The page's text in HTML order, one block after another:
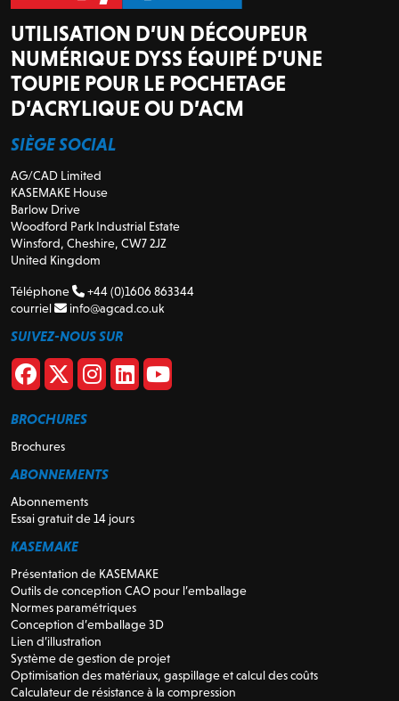
UTILISATION D’UN DÉCOUPEUR
NUMÉRIQUE DYSS ÉQUIPÉ D’UNE
TOUPIE POUR LE POCHETAGE
D’ACRYLIQUE OU D’ACM
SIÈGE SOCIAL
AG/CAD Limited
KASEMAKE House
Barlow Drive
Woodford Park Industrial Estate
Winsford, Cheshire, CW7 2JZ
United Kingdom
Téléphone
+44 (0)1606 863344
courriel
info@agcad.co.uk
SUIVEZ-NOUS SUR
BROCHURES
Brochures
ABONNEMENTS
Abonnements
Essai gratuit de 14 jours
KASEMAKE
Présentation de KASEMAKE
Outils de conception CAO pour l’emballage
Normes paramétriques
Conception d’emballage 3D
Lien d’illustration
Système de gestion de projet
Optimisation des matériaux, gaspillage et calcul des coûts
Calculateur de résistance à la compression